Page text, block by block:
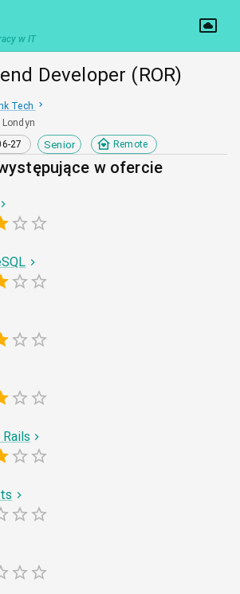
w IT
Developer (ROR)
Tech
Londyn
27
Senior Remote
w ofercie
Rails